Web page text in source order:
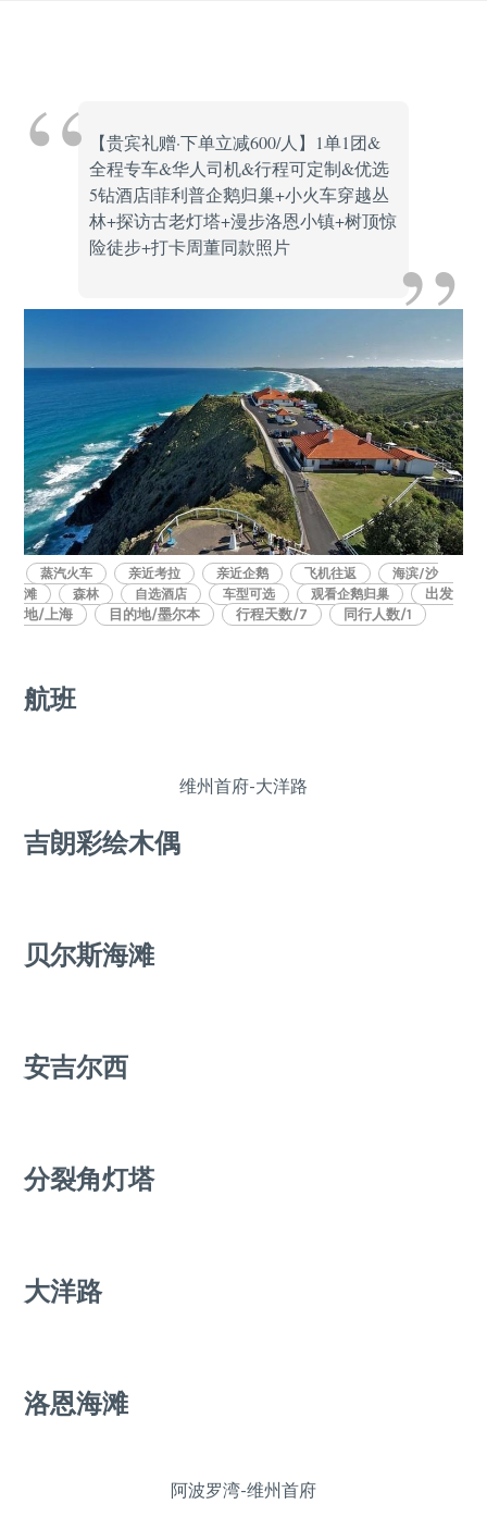
【贵宾礼赠·下单立减600/人】1单1团&
全程专车&华人司机&行程可定制&优选
5钻酒店|菲利普企鹅归巢+小火车穿越丛
林+探访古老灯塔+漫步洛恩小镇+树顶惊
险徒步+打卡周董同款照片
蒸汽火车 亲近考拉 亲近企鹅 飞机往返
海滨/沙
滩
森林 自选酒店 车型可选 观看企鹅归巢
出发
地/上海
目的地/墨尔本 行程天数/7 同行人数/1
航班
维州首府-大洋路
吉朗彩绘木偶
贝尔斯海滩
安吉尔西
分裂角灯塔
大洋路
洛恩海滩
阿波罗湾-维州首府